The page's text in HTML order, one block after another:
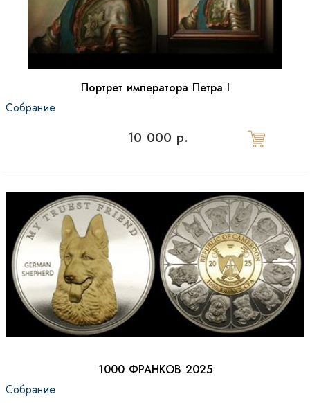
Портрет императора Петра I
Собрание
10 000 р.
1000 ФРАНКОВ 2025
Собрание